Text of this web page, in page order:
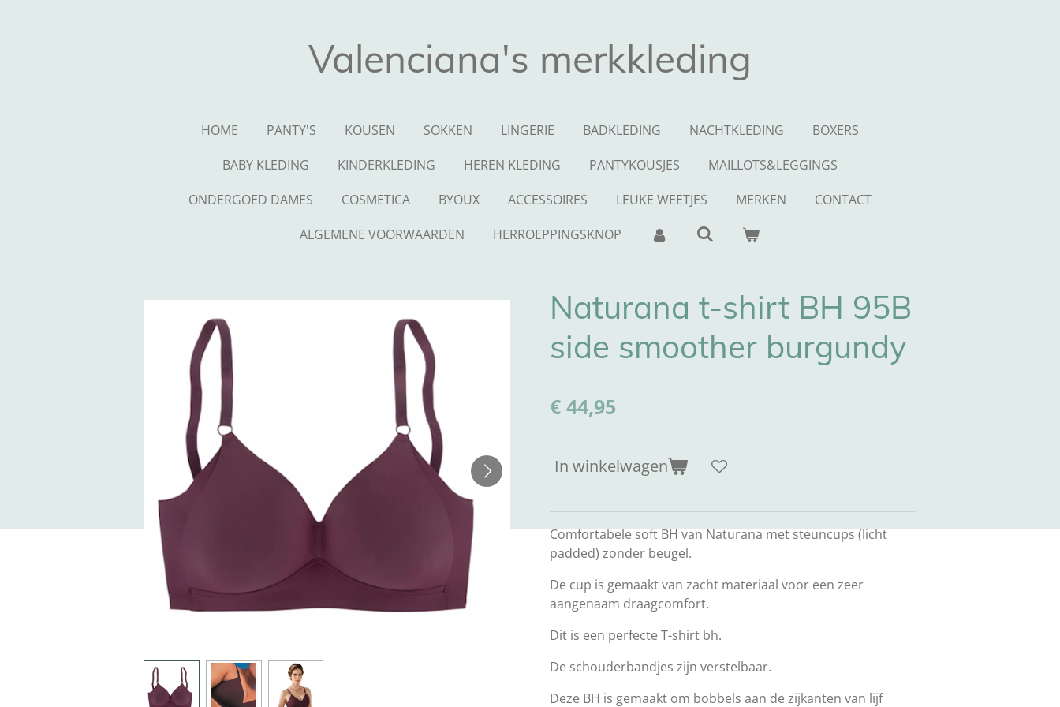
Valenciana's merkkleding
HOME PANTY'S KOUSEN SOKKEN LINGERIE BADKLEDING NACHTKLEDING
BOXERS
BABY KLEDING
KINDERKLEDING HEREN KLEDING PANTYKOUSJES
MAILLOTS&LEGGINGS
ONDERGOED DAMES
COSMETICA BYOUX ACCESSOIRES LEUKE WEETJES MERKEN
CONTACT
ALGEMENE VOORWAARDEN
HERROEPPINGSKNOP
Naturana t-shirt BH 95B
side smoother burgundy
€ 44,95
In winkelwagen
Comfortabele soft BH van Naturana met steuncups (licht
padded) zonder beugel.
De cup is gemaakt van zacht materiaal voor een zeer
aangenaam draagcomfort.
Dit is een perfecte T-shirt bh.
De schouderbandjes zijn verstelbaar.
Deze BH is gemaakt om bobbels aan de zijkanten van lijf